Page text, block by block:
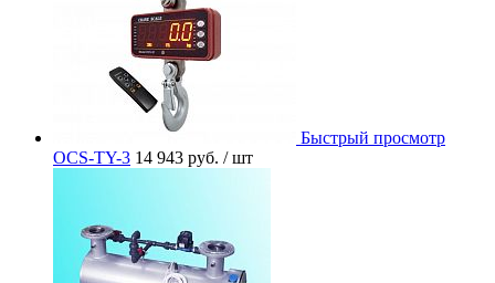
Быстрый просмотр
OCS-TY-3 14 943 руб. / шт